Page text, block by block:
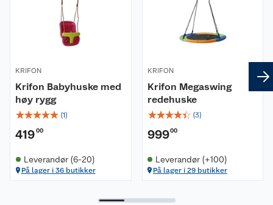
KRIFON
Krifon Babyhuske med
høy rygg
☆☆☆☆☆ (1)
41900
Leverandør (6-20)
På lager i 36 butikker
KRIFON
Krifon Megaswing
redehuske
☆☆☆☆☆ (3)
99900
Leverandør (+100)
På lager i 29 butikker